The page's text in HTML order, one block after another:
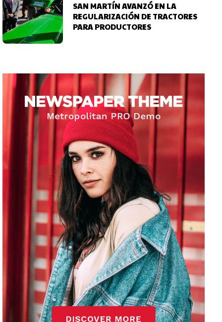
SAN MARTÍN AVANZÓ EN LA
REGULARIZACIÓN DE TRACTORES
PARA PRODUCTORES